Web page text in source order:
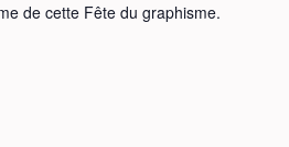
de cette Fête du graphisme.